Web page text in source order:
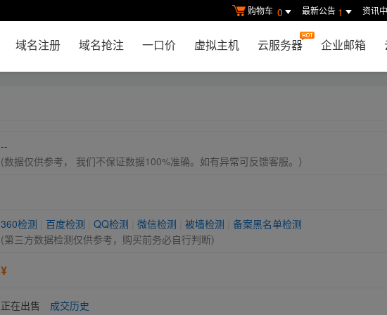
购物车 0 最新公告 1 资讯
域名注册 域名抢注 一口价 虚拟主机 云服务器 企业邮箱
--
(数据仅供参考， 我们不保证数据100%准确。如有异常可反馈客服。）
360检测 百度检测 QQ检测 微信检测 被墙检测
备案黑名单检测
(第三方数据检测仅供参考，购买前务必自行判断)
¥
正在出售 成交历史